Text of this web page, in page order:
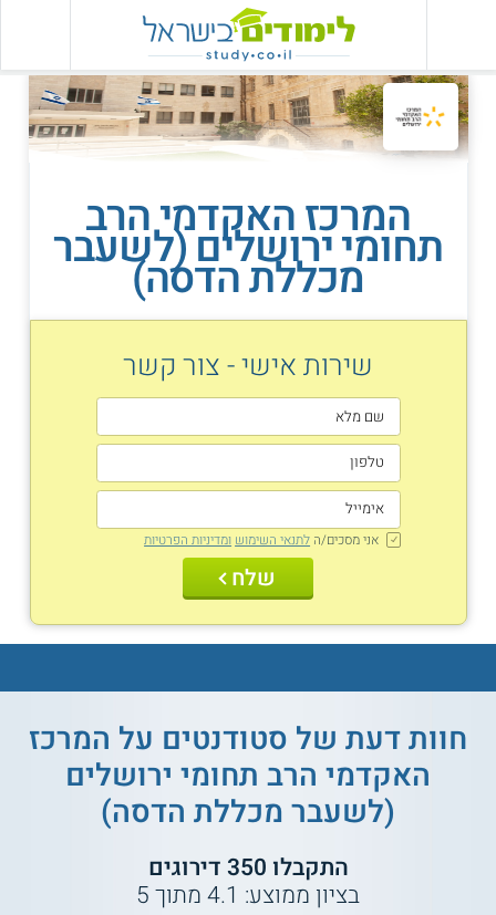
המרכז האקדמי הרב
תחומי ירושלים (לשעבר
מכללת הדסה)
שירות אישי - צור קשר
אני מסכים/ה לתנאי השימוש ומדיניות הפרטיות
שלח
חוות דעת של סטודנטים על המרכז
האקדמי הרב תחומי ירושלים
(לשעבר מכללת הדסה)
התקבלו 350דירוגים
בציון ממוצע: 4.1מתוך5